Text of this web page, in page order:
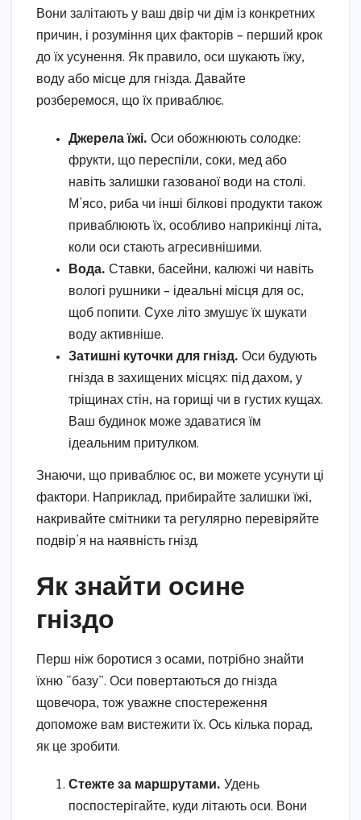
Вони залітають у ваш двір чи дім із конкретних
причин, і розуміння цих факторів – перший крок
до їх усунення. Як правило, оси шукають їжу,
воду або місце для гнізда. Давайте
розберемося, що їх приваблює.
Джерела їжі. Оси обожнюють солодке:
фрукти, що переспіли, соки, мед або
навіть залишки газованої води на столі.
М’ясо, риба чи інші білкові продукти також
приваблюють їх, особливо наприкінці літа,
коли оси стають агресивнішими.
Вода. Ставки, басейни, калюжі чи навіть
вологі рушники – ідеальні місця для ос,
щоб попити. Сухе літо змушує їх шукати
воду активніше.
Затишні куточки для гнізд. Оси будують
гнізда в захищених місцях: під дахом, у
тріщинах стін, на горищі чи в густих кущах.
Ваш будинок може здаватися їм
ідеальним притулком.
Знаючи, що приваблює ос, ви можете усунути ці
фактори. Наприклад, прибирайте залишки їжі,
накривайте смітники та регулярно перевіряйте
подвір’я на наявність гнізд.
Як знайти осине
гніздо
Перш ніж боротися з осами, потрібно знайти
їхню “базу”. Оси повертаються до гнізда
щовечора, тож уважне спостереження
допоможе вам вистежити їх. Ось кілька порад,
як це зробити.
Стежте за маршрутами. Удень
поспостерігайте, куди літають оси. Вони